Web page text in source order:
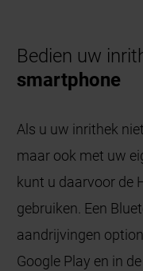
Bedien uw
smartphone
Als u uw inrithek
maar ook met uw
kunt u daarvoor de
gebruiken. Een
aandrijvingen
Google Play en in